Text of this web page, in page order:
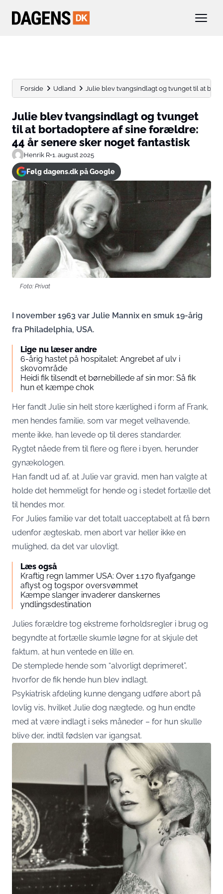
Forside Udland Julie blev tvangsindlagt og tvunget til at
Julie blev tvangsindlagt og tvunget
til at bortadoptere af sine forældre:
44 år senere sker noget fantastisk
Henrik R•1. august 2025
Følg dagens.dk på Google
Foto: Privat
I november 1963 var Julie Mannix en smuk 19-årig
fra Philadelphia, USA.
Lige nu læser andre
6-årig hastet på hospitalet: Angrebet af ulv i
skovområde
Heidi fik tilsendt et børnebillede af sin mor: Så fik
hun et kæmpe chok
Her fandt Julie sin helt store kærlighed i form af Frank,
men hendes familie, som var meget velhavende,
mente ikke, han levede op til deres standarder.
Rygtet nåede frem til flere og flere i byen, herunder
gynækologen.
Han fandt ud af, at Julie var gravid, men han valgte at
holde det hemmeligt for hende og i stedet fortælle det
til hendes mor.
For Julies familie var det totalt uacceptabelt at få børn
udenfor ægteskab, men abort var heller ikke en
mulighed, da det var ulovligt.
Læs også
Kraftig regn lammer USA: Over 1.170 flyafgange
aflyst og togspor oversvømmet
Kæmpe slanger invaderer danskernes
yndlingsdestination
Julies forældre tog ekstreme forholdsregler i brug og
begyndte at fortælle skumle løgne for at skjule det
faktum, at hun ventede en lille en.
De stemplede hende som “alvorligt deprimeret”,
hvorfor de fik hende hun blev indlagt.
Psykiatrisk afdeling kunne dengang udføre abort på
lovlig vis, hvilket Julie dog nægtede, og hun endte
med at være indlagt i seks måneder – for hun skulle
blive der, indtil fødslen var igangsat.